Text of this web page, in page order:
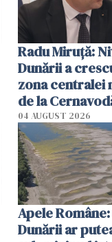
Radu Miruţă:
Dunării a
zona centralei
de la
cm faţă de
04 AUGUST 2026
Apele
Dunării ar